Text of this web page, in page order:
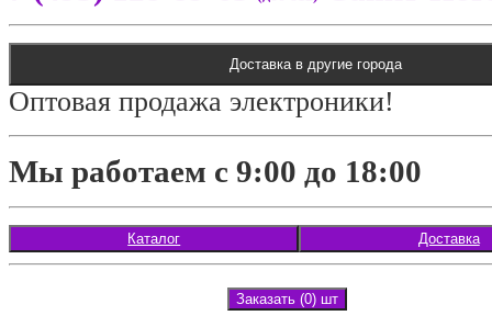
Доставка в другие города
Оптовая продажа электроники!
Мы работаем с 9:00 до 18:00
Каталог Доставка
Заказать (0) шт